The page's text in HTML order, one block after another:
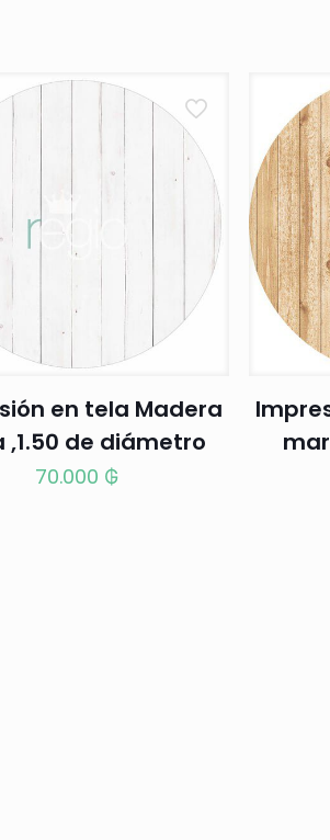
en tela Madera
,1.50 de diámetro
70.000 ₲